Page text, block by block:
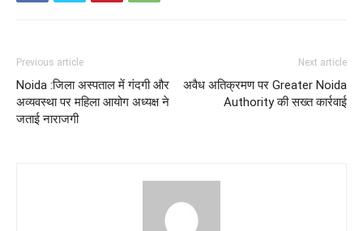
Previous article
Noida :जिला अस्पताल में गंदगी और
अव्यवस्था पर महिला आयोग अध्यक्ष ने
जताई नाराजगी
Next article
अवैध अतिक्रमण पर Greater Noida
Authority की सख्त कार्रवाई